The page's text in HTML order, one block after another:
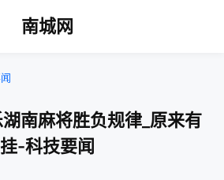
南城网
南麻将胜负规律_原来有
挂-科技要闻